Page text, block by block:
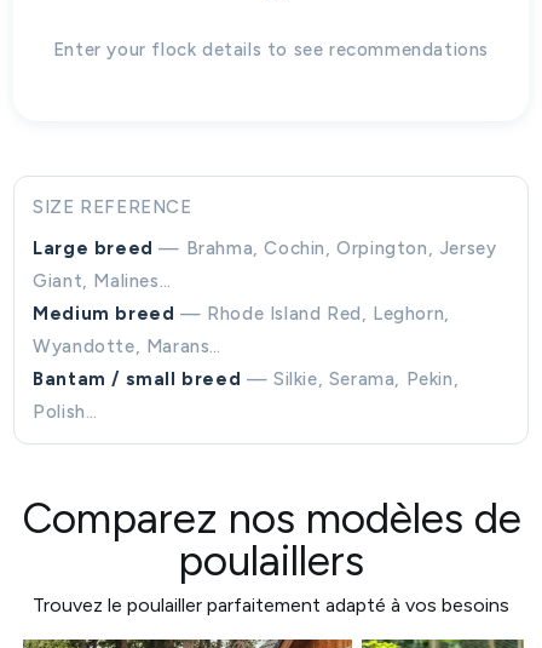
Enter your flock details to see recommendations
SIZE REFERENCE
Large breed — Brahma, Cochin, Orpington, Jersey
Giant, Malines…
Medium breed — Rhode Island Red, Leghorn,
Wyandotte, Marans…
Bantam / small breed — Silkie, Serama, Pekin,
Polish…
Comparez nos modèles de
poulaillers
Trouvez le poulailler parfaitement adapté à vos besoins